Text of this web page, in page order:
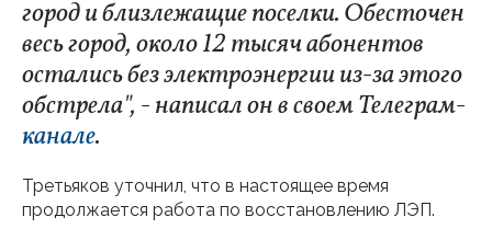
город и близлежащие поселки. Обесточен
весь город, около 12 тысяч абонентов
остались без электроэнергии из-за этого
обстрела", - написал он в своем Телеграм-
канале.
Третьяков уточнил, что в настоящее время
продолжается работа по восстановлению ЛЭП.